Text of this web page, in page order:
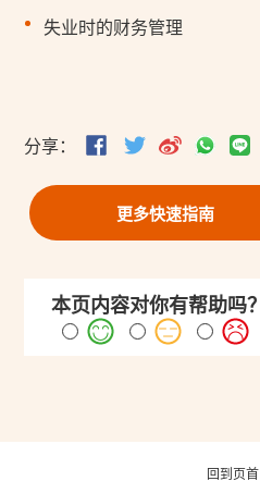
失业时的财务管理
分享：
更多快速指南
本页内容对你有帮助吗？
回到页首